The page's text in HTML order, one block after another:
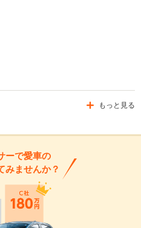
もっと見る
ーで愛車の
みませんか？